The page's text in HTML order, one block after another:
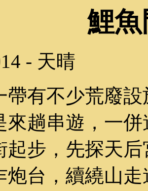
鯉
- 天晴
帶有不少荒廢
來趟串遊，一
起步，先探天
炮台，續繞山